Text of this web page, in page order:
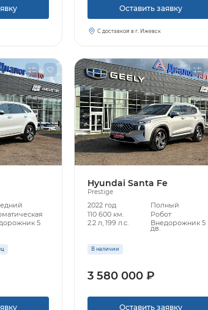
Оставить заявку
С доставкой в г. Ижевск
5
Hyundai Santa Fe
Prestige
2022 год
Полный
110 600 км.
Робот
2.2 л, 199 л.с.
Внедорожник 5
дв.
В наличии
3 580 000 ₽
Оставить заявку